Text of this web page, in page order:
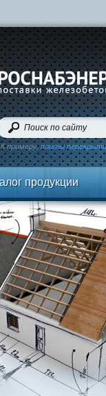
К примеру,плиты
продукции